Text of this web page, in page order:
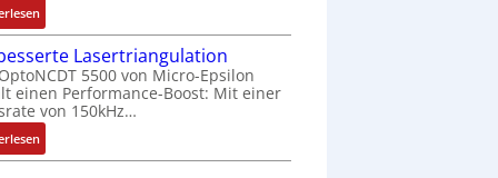
:
B
a
t
t
e
r
i
Lasertriangulation
5500 von Micro-Epsilon
einen Performance-Boost: Mit einer
von 150kHz…
:
V